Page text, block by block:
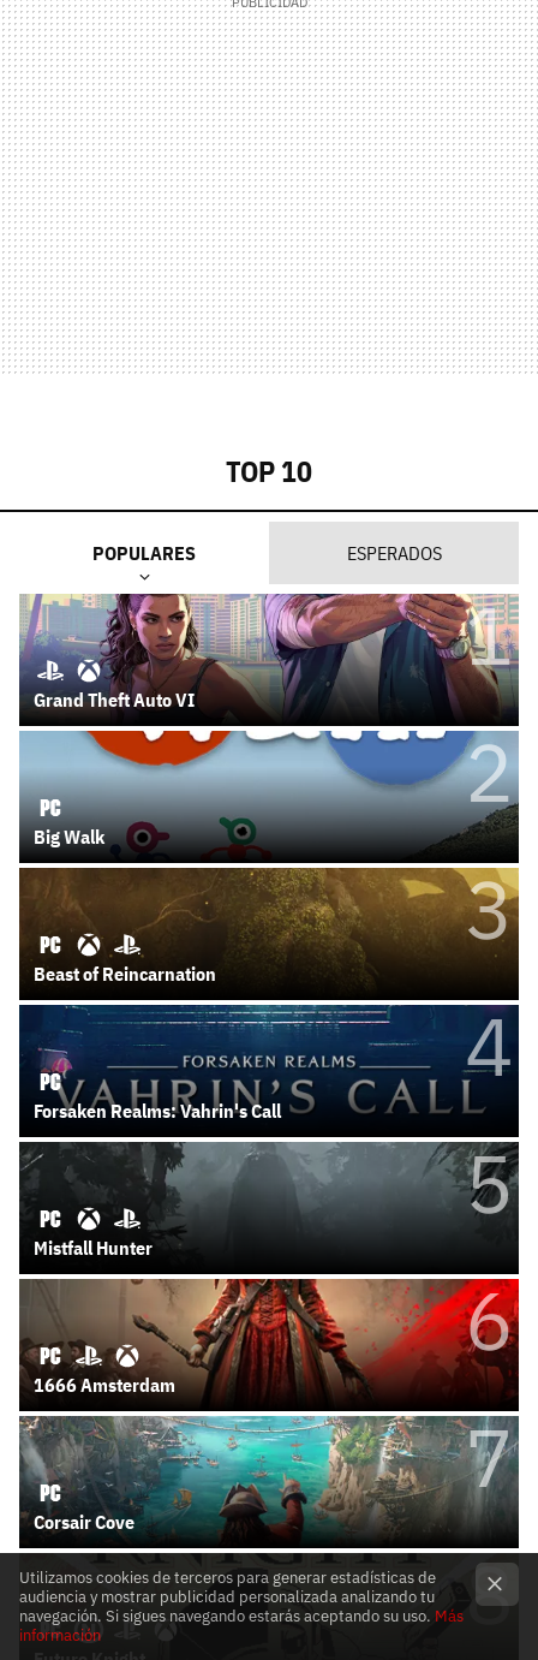
TOP 10
POPULARES ESPERADOS
1
Grand Theft Auto VI
2
Big Walk
3
Beast of Reincarnation
4
Forsaken Realms: Vahrin's Call
5
Mistfall Hunter
6
1666 Amsterdam
7
Corsair Cove
8
Utilizamos cookies de terceros para generar estadísticas de
audiencia y mostrar publicidad personalizada analizando tu
navegación. Si sigues navegando estarás aceptando su uso. Más
información